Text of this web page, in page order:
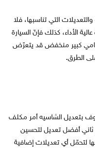
التي تناسبها، فلا
الأداء، كذلك فإنّ السيارة
كبير منخفض قد يتعرّض
الطرق.
بتعديل الشاسيه أمر مكلف
أفضل تعديل لتحسين
لتحمّل أي تعديلات إضافية